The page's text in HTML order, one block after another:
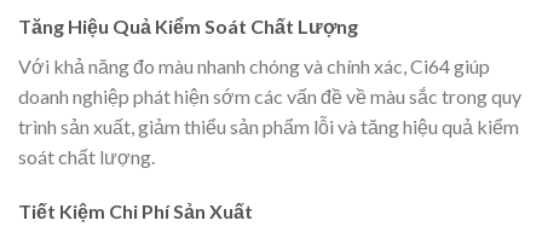
Tăng Hiệu Quả Kiểm Soát Chất Lượng
Với khả năng đo màu nhanh chóng và chính xác, Ci64 giúp
doanh nghiệp phát hiện sớm các vấn đề về màu sắc trong quy
trình sản xuất, giảm thiểu sản phẩm lỗi và tăng hiệu quả kiểm
soát chất lượng.
Tiết Kiệm Chi Phí Sản Xuất